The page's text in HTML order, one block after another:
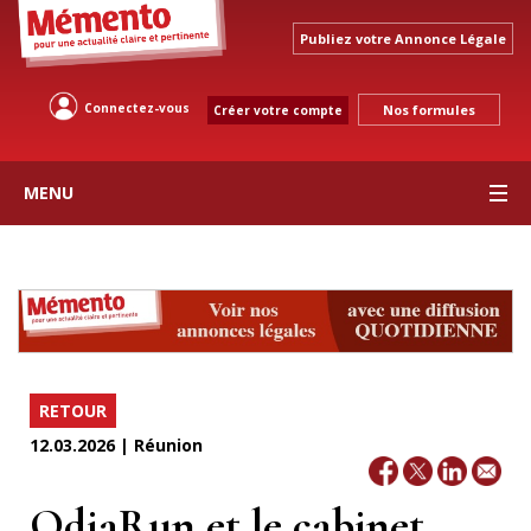
Publiez votre Annonce Légale
Connectez-vous Créer votre compte Nos formules
MENU
RETOUR
12.03.2026 | Réunion